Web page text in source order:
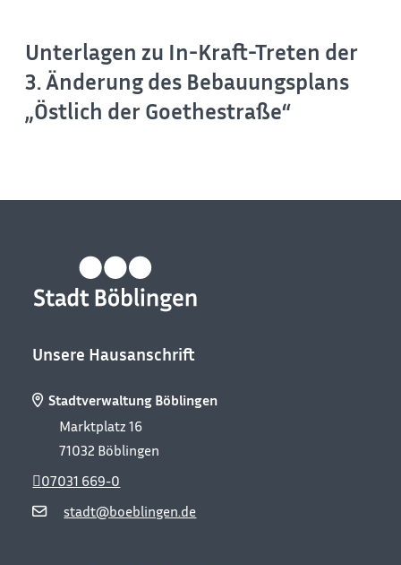
Unterlagen zu In-Kraft-Treten der
3. Änderung des Bebauungsplans
„Östlich der Goethestraße“
Unsere Hausanschrift
Stadtverwaltung Böblingen
Marktplatz 16
71032 Böblingen
stadt@boeblingen.de
07031 669-0